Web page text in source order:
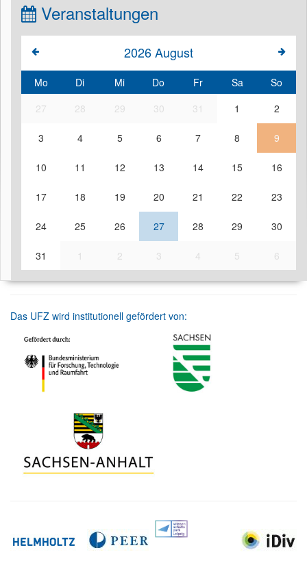
Veranstaltungen
2026August
Mo Di Mi Do Fr Sa
So
27
28 29 30 31 1 2
3 4 5 6 7 8 9
10 11 12 13 14 15 16
17 18 19 20 21 22 23
24 25 26 27 28 29 30
31 1 2 3 4 5 6
Das UFZ wird institutionell gefördert von: